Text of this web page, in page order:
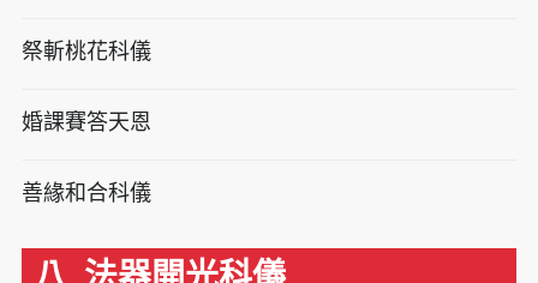
祭斬桃花科儀
婚課賽答天恩
善緣和合科儀